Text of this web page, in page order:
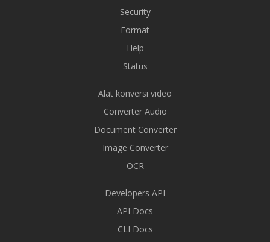
Security
Format
Help
Status
Alat konversi video
Converter Audio
Document Converter
Image Converter
OCR
Developers API
API Docs
CLI Docs